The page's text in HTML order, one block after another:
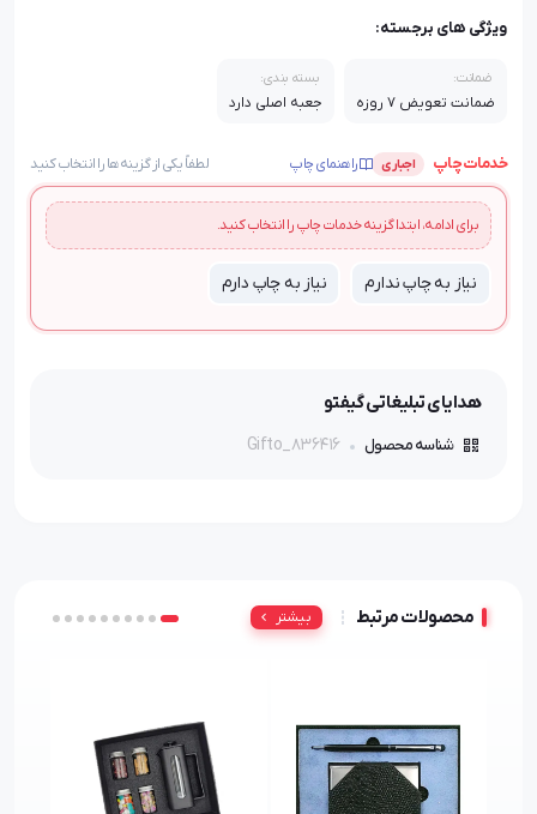
ویژگی های برجسته:
ضمانت:
ضمانت تعویض 7 روزه
بسته بندی:
جعبه اصلی دارد
خدمات چاپ اجباری راهنمای چاپ لطفاً یکی از گزینه‌ها را انتخاب کنید
برای ادامه، ابتدا گزینه خدمات چاپ را انتخاب کنید.
نیاز به چاپ ندارم نیاز به چاپ دارم
هدایای تبلیغاتی گیفتو
شناسه محصول Gifto_836416
محصولات مرتبط بیشتر